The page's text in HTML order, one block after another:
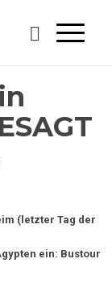
(letzter Tag der
ein: Bustour